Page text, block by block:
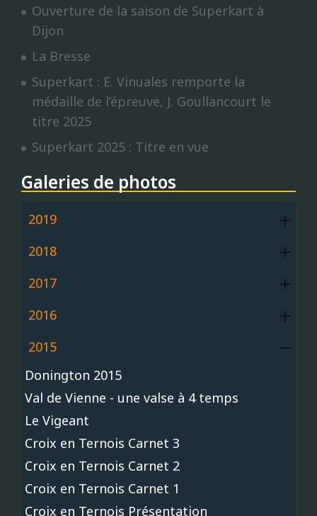
Ouverture de la saison de Superkart à
Dijon
La Bresse
Superkart : E. Vinuales remporte la
médaille de l’épreuve, J. Goullancourt le
titre 2025
Superkart 2025 : Titre en vue
Galeries de photos
2019
2018
2017
2016
2015
Donington 2015
Val de Vienne - une valse à 4 temps
Le Vigeant
Croix en Ternois Carnet 3
Croix en Ternois Carnet 2
Croix en Ternois Carnet 1
Croix en Ternois Présentation